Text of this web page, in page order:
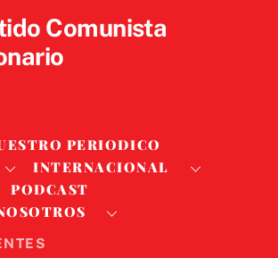
Comunista
PERIODICO
INTERNACIONAL
PODCAST